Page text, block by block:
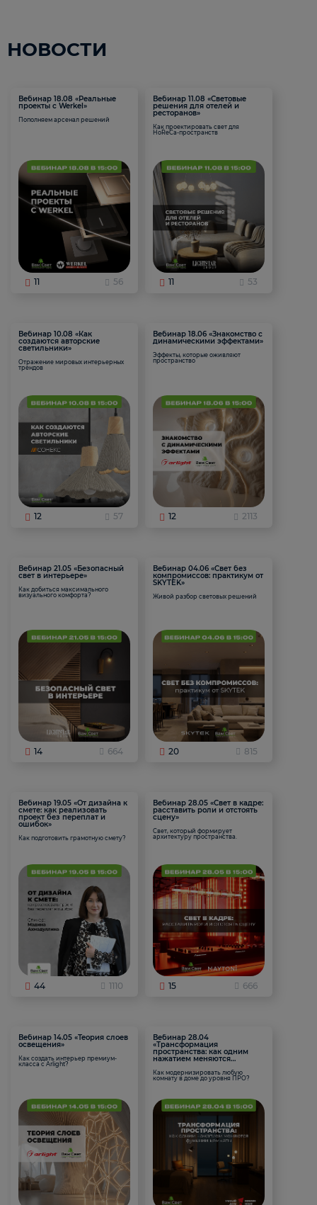
НОВОСТИ
Вебинар 18.08 «Реальные
проекты с Werkel»
Пополняем арсенал решений
11 56
Вебинар 11.08 «Световые
решения для отелей и
ресторанов»
Как проектировать свет для
HoReCa-пространств
11 53
Вебинар 10.08 «Как
создаются авторские
светильники»
Отражение мировых интерьерных
трендов
12 57
Вебинар 18.06 «Знакомство с
динамическими эффектами»
Эффекты, которые оживляют
пространство
12 2113
Вебинар 21.05 «Безопасный
свет в интерьере»
Как добиться максимального
визуального комфорта?
14 664
Вебинар 04.06 «Свет без
компромиссов: практикум от
SKYTEK»
Живой разбор световых решений
20 815
Вебинар 19.05 «От дизайна к
смете: как реализовать
проект без переплат и
ошибок»
Как подготовить грамотную смету?
44 1110
Вебинар 28.05 «Свет в кадре:
расставить роли и отстоять
сцену»
Свет, который формирует
архитектуру пространства.
15 666
Вебинар 14.05 «Теория слоев
освещения»
Как создать интерьер премиум-
класса с Arlight?
Вебинар 28.04
«Трансформация
пространства: как одним
нажатием меняются
Как модернизировать любую
комнату в доме до уровня ПРО?